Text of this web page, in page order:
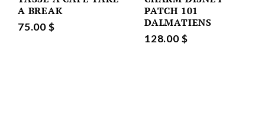
A BREAK
75.00 $
PATCH 101
DALMATIENS
128.00 $